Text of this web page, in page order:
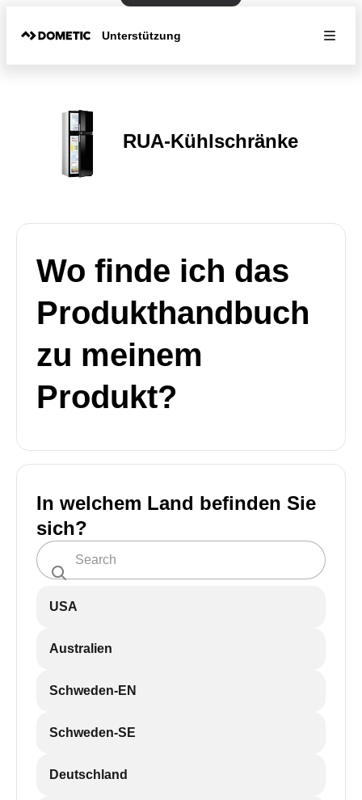
Unterstützung
RUA-Kühlschränke
Wo finde ich das
Produkthandbuch
zu meinem
Produkt?
In welchem Land befinden Sie
sich?
USA
Australien
Schweden-EN
Schweden-SE
Deutschland